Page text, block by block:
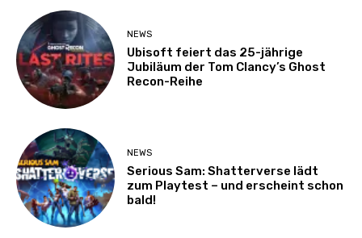
NEWS
Ubisoft feiert das 25-jährige
Jubiläum der Tom Clancy’s Ghost
Recon-Reihe
NEWS
Serious Sam: Shatterverse lädt
zum Playtest – und erscheint schon
bald!